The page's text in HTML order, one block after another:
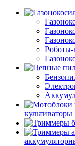
Роботы-
культиваторы